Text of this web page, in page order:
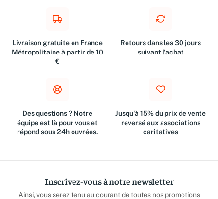
Livraison gratuite en France
Métropolitaine à partir de 10
€
Retours dans les 30 jours
suivant l'achat
Des questions ? Notre
équipe est là pour vous et
répond sous 24h ouvrées.
Jusqu'à 15% du prix de vente
reversé aux associations
caritatives
Inscrivez-vous à notre newsletter
Ainsi, vous serez tenu au courant de toutes nos promotions